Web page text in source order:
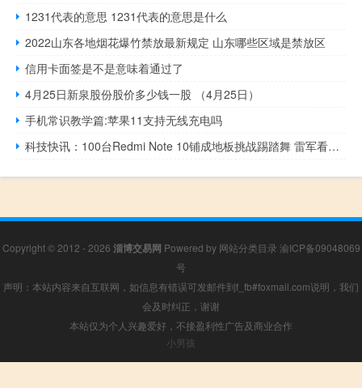
1231代表的意思 1231代表的意思是什么
2022山东各地烟花爆竹禁放最新规定 山东哪些区域是禁放区
信用卡面签是不是意味着通过了
4月25日新泉股份股价多少钱一股 （4月25日）
手机常识教学篇:苹果11支持无线充电吗
科技快讯：100台Redmi Note 10铺成地板挑战踢踏舞 雷军看着心疼
Copyright © 2012 - 2026 淄博交易网 Powered by 网站分类目录 渝ICP备09048069
号
声明：本站内容来自互联网，如信息有错误可发邮件到f_fb#foxmail.com说明，我们
会及时纠正，谢谢
本站仅为个人兴趣爱好，不接盈利性广告及商业合作
小男孩